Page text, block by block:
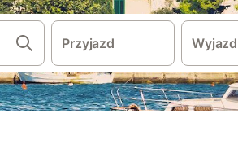
Przyjazd Wyjazd